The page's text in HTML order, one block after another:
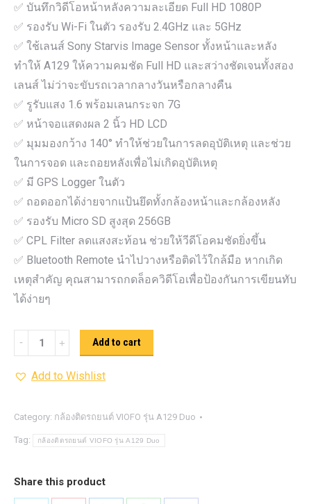
✅ บันทึกวิดีโอหน้าหลังความละเอียด Full HD 1080P
✅ รองรับ Wi-Fi ในตัว รองรับ 2.4GHz และ 5GHz
✅ ใช้เลนส์ Sony Starvis Image Sensor ทั้งหน้าและหลัง
ทำให้ A129 ให้ความคมชัด Full HD และสว่างชัดเจนทั้งสอง
เลนส์ ไม่ว่าจะขับรถเวลากลางวันหรือกลางคืน
✅ รูรับแสง 1.6 พร้อมเลนกระจก 7G
✅ หน้าจอแสดงผล 2 นิ้ว HD LCD
✅ มุมมองกว้าง 140° ทำให้ช่วยในการลดอุบัติเหตุ และช่วย
ในการจอด และถอยหลังเพื่อไม่เกิดอุบัติเหตุ
✅ มี GPS Logger ในตัว
✅ ถอดออกได้ง่ายจากแป้นยึดทั้งกล้องหน้าและกล้องหลัง
✅ รองรับ Micro SD สูงสุด 256GB
✅ CPL Filter ลดแสงสะท้อน ช่วยให้วีดีโอคมชัดยิ่งขึ้น
✅ Bluetooth Remote นำไปวางหรือติดไว้ใกล้มือ หากเกิด
เหตุสำคัญ คุณสามารถกดล็อควิดีโอเพื่อป้องกันการเขียนทับ
ได้ง่ายๆ
ติด
รถยนต์
รุ่น
A129
กล้อง
Add to cart
Add to Wishlist
Category: กล้องติดรถยนต์ VIOFO รุ่น A129 Duo
Tag: กล้องติดรถยนต์ VIOFO รุ่น A129 Duo
Share this product